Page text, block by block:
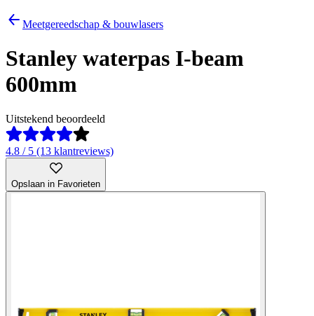
Meetgereedschap & bouwlasers
Stanley waterpas I-beam
600mm
Uitstekend beoordeeld
4.8 / 5 (13 klantreviews)
Opslaan in Favorieten